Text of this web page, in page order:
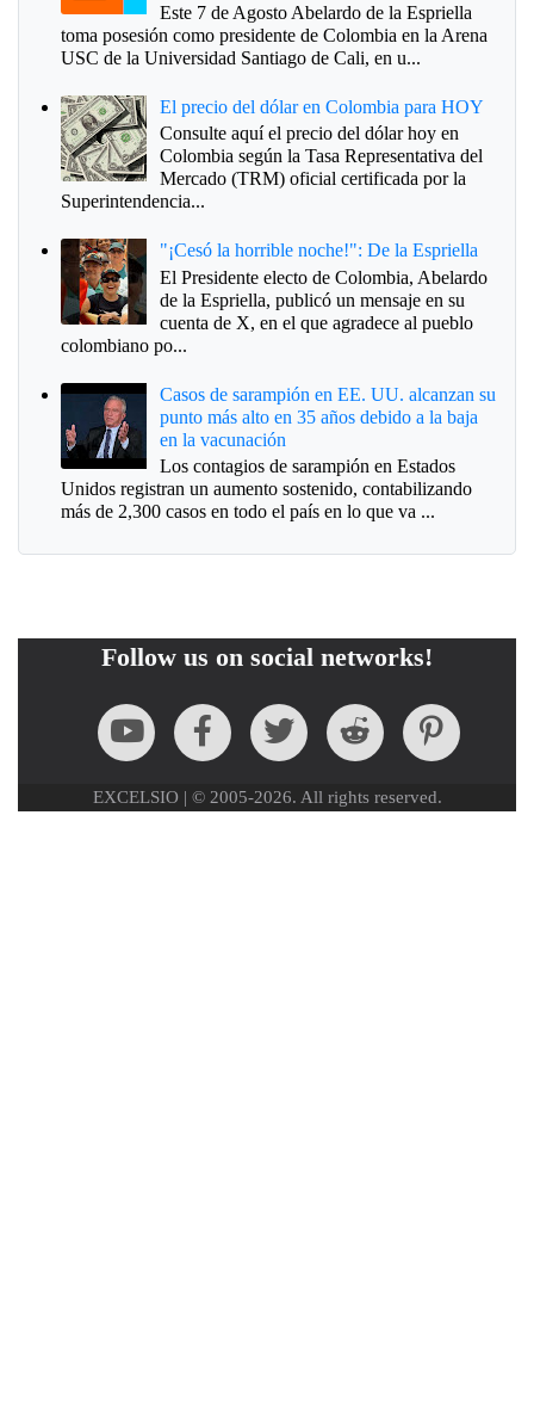
Este 7 de Agosto Abelardo de la Espriella
toma posesión como presidente de Colombia en la Arena
USC de la Universidad Santiago de Cali, en u...
El precio del dólar en Colombia para HOY
Consulte aquí el precio del dólar hoy en
Colombia según la Tasa Representativa del
Mercado (TRM) oficial certificada por la
Superintendencia...
"¡Cesó la horrible noche!": De la Espriella
El Presidente electo de Colombia, Abelardo
de la Espriella, publicó un mensaje en su
cuenta de X, en el que agradece al pueblo
colombiano po...
Casos de sarampión en EE. UU. alcanzan su
punto más alto en 35 años debido a la baja
en la vacunación
Los contagios de sarampión en Estados
Unidos registran un aumento sostenido, contabilizando
más de 2,300 casos en todo el país en lo que va ...
Follow us on social networks!
EXCELSIO | © 2005-2026. All rights reserved.